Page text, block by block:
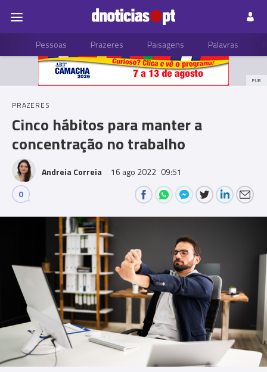
Pessoas Prazeres Paisagens Palavras
PUB
PRAZERES
Cinco hábitos para manter a
concentração no trabalho
Andreia Correia 16 ago 2022 09:51
0